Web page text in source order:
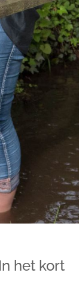
voor
onze
Privacybeleid
In het kort